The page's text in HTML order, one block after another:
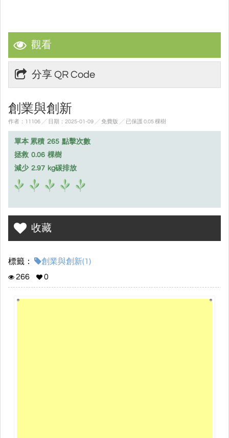
觀看
分享 QR Code
創業與創新
作者：11106 ╱ 日期：2025-01-09 ╱ 免費版 ╱ 已保護 0.05 棵樹
單本 累積 265 點擊次數
拯救 0.06 棵樹
減少 2.97 kg碳排放
收藏
標籤：
創業與創新(1)
266
0